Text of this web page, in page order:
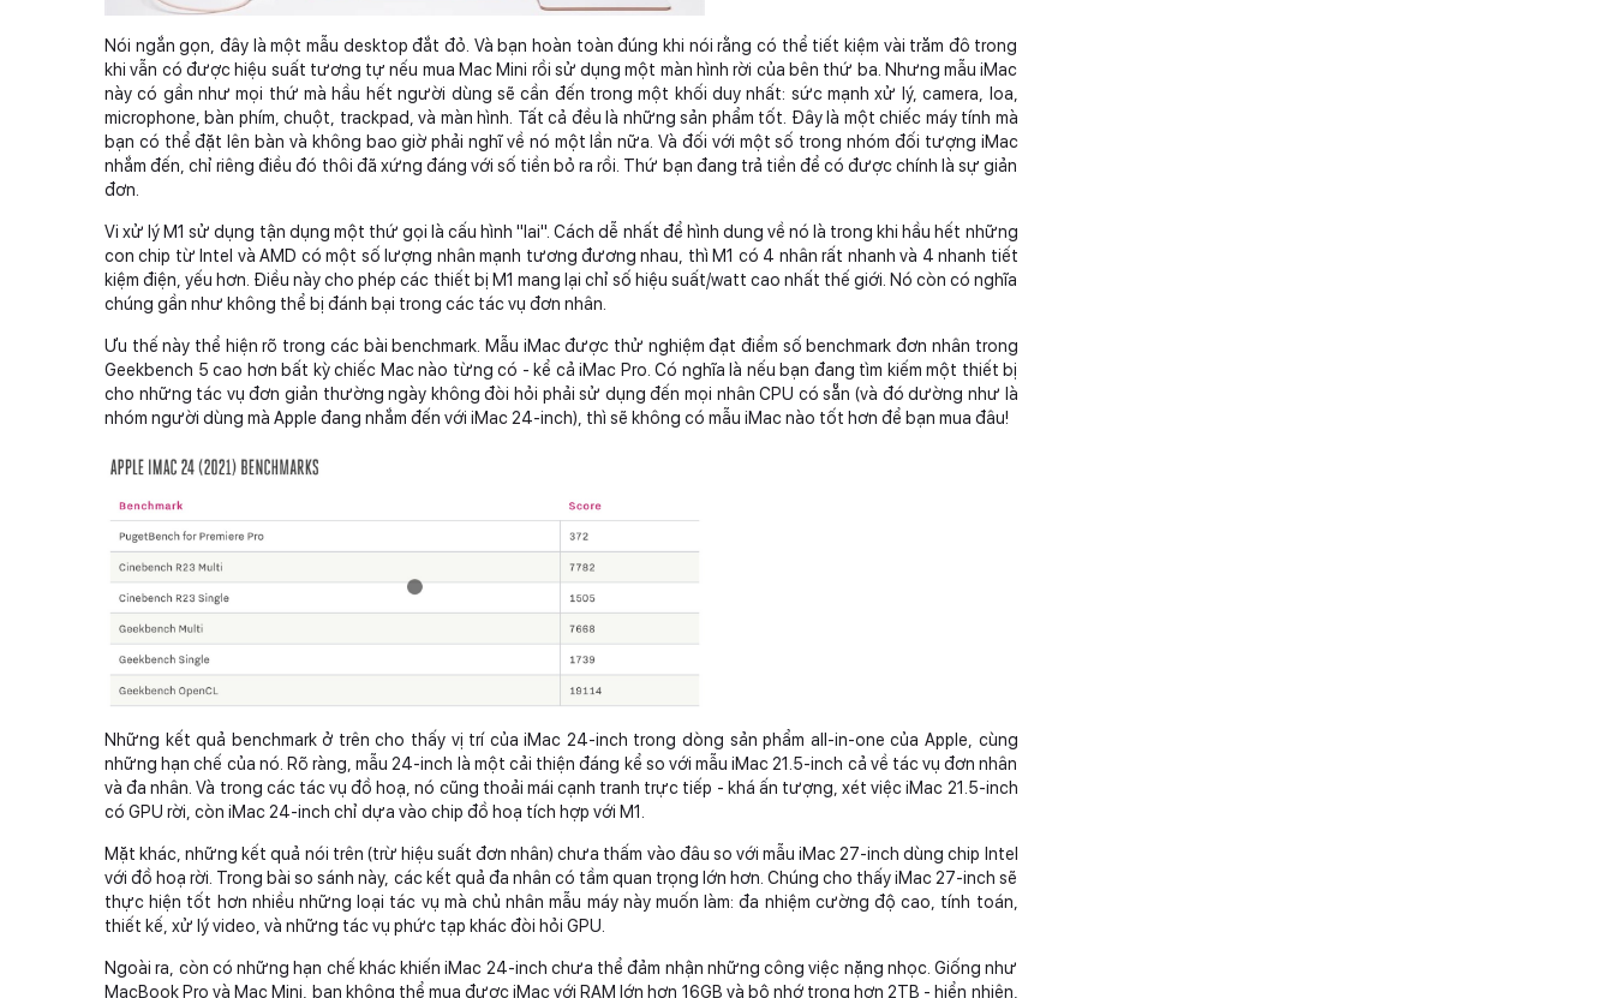
Nói ngắn gọn, đây là một mẫu desktop đắt đỏ. Và bạn hoàn toàn đúng khi nói rằng có thể tiết kiệm vài trăm đô trong
khi vẫn có được hiệu suất tương tự nếu mua Mac Mini rồi sử dụng một màn hình rời của bên thứ ba. Nhưng mẫu iMac
này có gần như mọi thứ mà hầu hết người dùng sẽ cần đến trong một khối duy nhất: sức mạnh xử lý, camera, loa,
microphone, bàn phím, chuột, trackpad, và màn hình. Tất cả đều là những sản phẩm tốt. Đây là một chiếc máy tính mà
bạn có thể đặt lên bàn và không bao giờ phải nghĩ về nó một lần nữa. Và đối với một số trong nhóm đối tượng iMac
nhắm đến, chỉ riêng điều đó thôi đã xứng đáng với số tiền bỏ ra rồi. Thứ bạn đang trả tiền để có được chính là sự giản
đơn.
Vi xử lý M1 sử dụng tận dụng một thứ gọi là cấu hình "lai". Cách dễ nhất để hình dung về nó là trong khi hầu hết những
con chip từ Intel và AMD có một số lượng nhân mạnh tương đương nhau, thì M1 có 4 nhân rất nhanh và 4 nhanh tiết
kiệm điện, yếu hơn. Điều này cho phép các thiết bị M1 mang lại chỉ số hiệu suất/watt cao nhất thế giới. Nó còn có nghĩa
chúng gần như không thể bị đánh bại trong các tác vụ đơn nhân.
Ưu thế này thể hiện rõ trong các bài benchmark. Mẫu iMac được thử nghiệm đạt điểm số benchmark đơn nhân trong
Geekbench 5 cao hơn bất kỳ chiếc Mac nào từng có - kể cả iMac Pro. Có nghĩa là nếu bạn đang tìm kiếm một thiết bị
cho những tác vụ đơn giản thường ngày không đòi hỏi phải sử dụng đến mọi nhân CPU có sẵn (và đó dường như là
nhóm người dùng mà Apple đang nhắm đến với iMac 24-inch), thì sẽ không có mẫu iMac nào tốt hơn để bạn mua đâu!
Những kết quả benchmark ở trên cho thấy vị trí của iMac 24-inch trong dòng sản phẩm all-in-one của Apple, cùng
những hạn chế của nó. Rõ ràng, mẫu 24-inch là một cải thiện đáng kể so với mẫu iMac 21.5-inch cả về tác vụ đơn nhân
và đa nhân. Và trong các tác vụ đồ hoạ, nó cũng thoải mái cạnh tranh trực tiếp - khá ấn tượng, xét việc iMac 21.5-inch
có GPU rời, còn iMac 24-inch chỉ dựa vào chip đồ hoạ tích hợp với M1.
Mặt khác, những kết quả nói trên (trừ hiệu suất đơn nhân) chưa thấm vào đâu so với mẫu iMac 27-inch dùng chip Intel
với đồ hoạ rời. Trong bài so sánh này, các kết quả đa nhân có tầm quan trọng lớn hơn. Chúng cho thấy iMac 27-inch sẽ
thực hiện tốt hơn nhiều những loại tác vụ mà chủ nhân mẫu máy này muốn làm: đa nhiệm cường độ cao, tính toán,
thiết kế, xử lý video, và những tác vụ phức tạp khác đòi hỏi GPU.
Ngoài ra, còn có những hạn chế khác khiến iMac 24-inch chưa thể đảm nhận những công việc nặng nhọc. Giống như
MacBook Pro và Mac Mini, bạn không thể mua được iMac với RAM lớn hơn 16GB và bộ nhớ trong hơn 2TB - hiển nhiên,